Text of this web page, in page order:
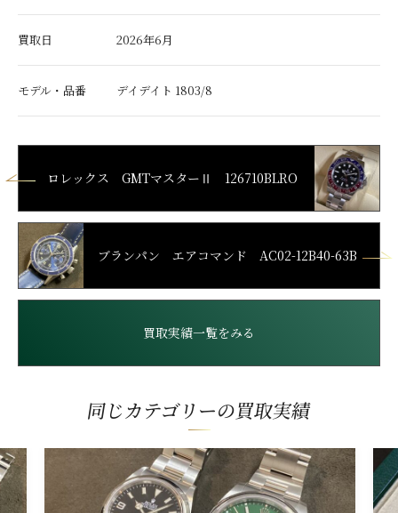
買取日 2026年6月
モデル・品番 デイデイト 1803/8
ロレックス GMTマスターⅡ 126710BLRO
買取実績一覧をみる
ブランパン エアコマンド AC02-12B40-63B
同じカテゴリーの買取実績